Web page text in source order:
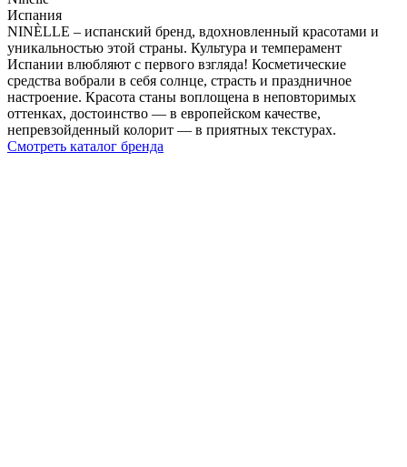
Испания
NINÈLLE – испанский бренд, вдохновленный красотами и
уникальностью этой страны. Культура и темперамент
Испании влюбляют с первого взгляда! Косметические
средства вобрали в себя солнце, страсть и праздничное
настроение. Красота станы воплощена в неповторимых
оттенках, достоинство — в европейском качестве,
непревзойденный колорит — в приятных текстурах.
Смотреть каталог бренда